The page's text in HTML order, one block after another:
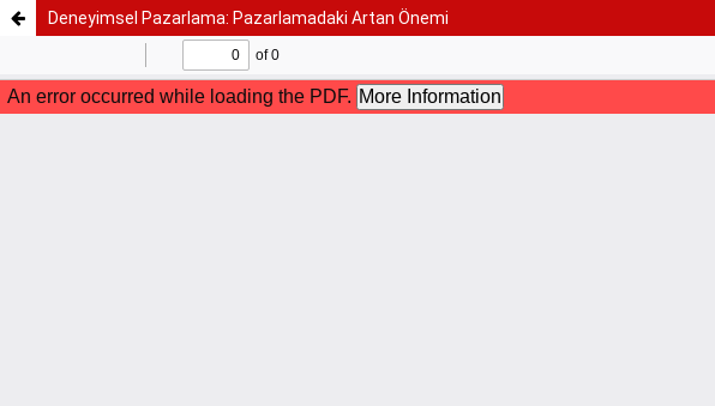
Deneyimsel Pazarlama: Pazarlamadaki Artan Önemi